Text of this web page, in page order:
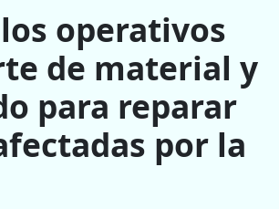
operativos
de material y
para reparar
por la